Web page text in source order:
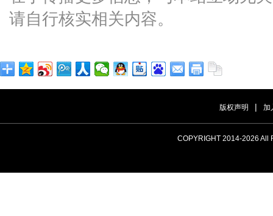
请自行核实相关内容。
版权声明 | 加
COPYRIGHT 2014-2026 All